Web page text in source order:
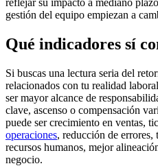
gestión del equipo empiezan a
Qué indicadores sí
Si buscas una lectura seria del
relacionados con tu realidad
ser mayor alcance de
clave, ascenso o compensación
puede ser crecimiento en ventas,
operaciones, reducción de errores,
recursos humanos, mejor
negocio.